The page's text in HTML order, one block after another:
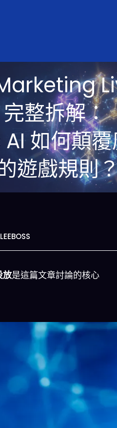
整拆解：
如何顛覆
遊戲規則
放是這篇文章討論的核心